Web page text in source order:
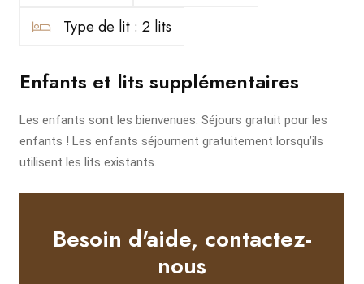
Besoin d'aide, contactez-
nous
Type de lit : 2 lits
Enfants et lits supplémentaires
Les enfants sont les bienvenues. Séjours gratuit pour les
enfants ! Les enfants séjournent gratuitement lorsqu’ils
utilisent les lits existants.